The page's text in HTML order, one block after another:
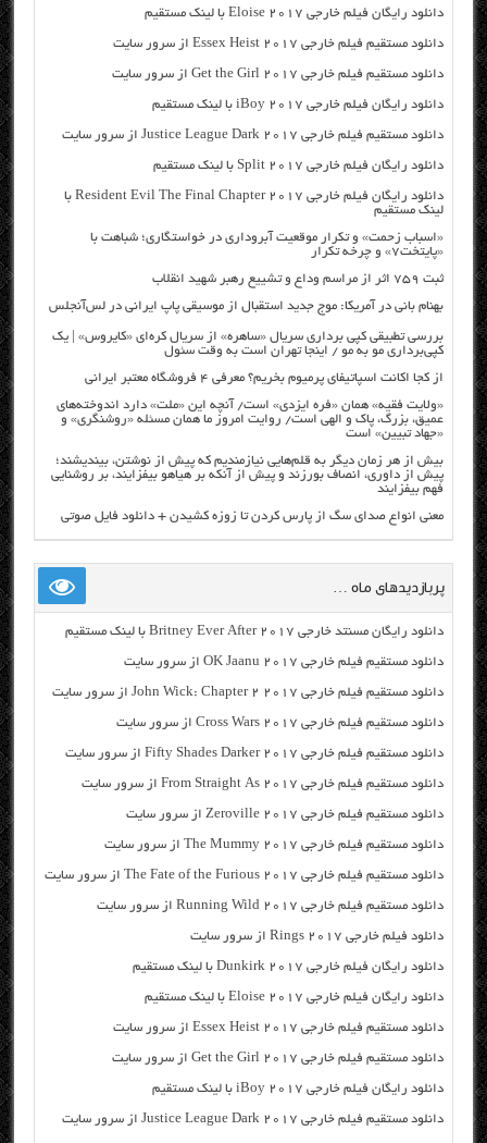
دانلود رایگان فیلم خارجی Eloise 2017 با لینک مستقیم
دانلود مستقیم فیلم خارجی Essex Heist 2017 از سرور سایت
دانلود مستقیم فیلم خارجی Get the Girl 2017 از سرور سایت
دانلود رایگان فیلم خارجی iBoy 2017 با لینک مستقیم
دانلود مستقیم فیلم خارجی Justice League Dark 2017 از سرور سایت
دانلود رایگان فیلم خارجی Split 2017 با لینک مستقیم
دانلود رایگان فیلم خارجی Resident Evil The Final Chapter 2017 با
لینک مستقیم
«اسباب زحمت» و تکرار موقعیت آبروداری در خواستگاری؛ شباهت با
«پایتخت۷» و چرخه تکرار
ثبت ۷۵۹ اثر از مراسم وداع و تشییع رهبر شهید انقلاب
بهنام بانی در آمریکا: موج جدید استقبال از موسیقی پاپ ایرانی در لس‌آنجلس
بررسی تطبیقی کپی برداری سریال «ساهره» از سریال کره‌ای «کایروس» | یک
کپی‌برداری مو به مو / اینجا تهران است به وقت سئول
از کجا اکانت اسپاتیفای پرمیوم بخریم؟ معرفی ۴ فروشگاه معتبر ایرانی
«ولایت فقیه» همان «فره ایزدی» است/ آنچه این «ملت» دارد اندوخته‌های
عمیق، بزرگ، پاک و الهی است/ روایت امروز ما همان مسئله «روشنگری» و
«جهاد تبیین» است
بیش از هر زمان دیگر به قلم‌هایی نیازمندیم که پیش از نوشتن، بیندیشند؛
پیش از داوری، انصاف بورزند و پیش از آنکه بر هیاهو بیفزایند، بر روشنایی
فهم بیفزایند
معنی انواع صدای سگ از پارس کردن تا زوزه کشیدن + دانلود فایل صوتی
پربازدیدهای ماه …
دانلود رایگان مسنتد خارجی Britney Ever After 2017 با لینک مستقیم
دانلود مستقیم فیلم خارجی OK Jaanu 2017 از سرور سایت
دانلود مستقیم فیلم خارجی John Wick: Chapter 2 2017 از سرور سایت
دانلود مستقیم فیلم خارجی Cross Wars 2017 از سرور سایت
دانلود مستقیم فیلم خارجی Fifty Shades Darker 2017 از سرور سایت
دانلود مستقیم فیلم خارجی From Straight As 2017 از سرور سایت
دانلود مستقیم فیلم خارجی Zeroville 2017 از سرور سایت
دانلود مستقیم فیلم خارجی The Mummy 2017 از سرور سایت
دانلود مستقیم فیلم خارجی The Fate of the Furious 2017 از سرور سایت
دانلود مستقیم فیلم خارجی Running Wild 2017 از سرور سایت
دانلود فیلم خارجی Rings 2017 از سرور سایت
دانلود رایگان فیلم خارجی Dunkirk 2017 با لینک مستقیم
دانلود رایگان فیلم خارجی Eloise 2017 با لینک مستقیم
دانلود مستقیم فیلم خارجی Essex Heist 2017 از سرور سایت
دانلود مستقیم فیلم خارجی Get the Girl 2017 از سرور سایت
دانلود رایگان فیلم خارجی iBoy 2017 با لینک مستقیم
دانلود مستقیم فیلم خارجی Justice League Dark 2017 از سرور سایت